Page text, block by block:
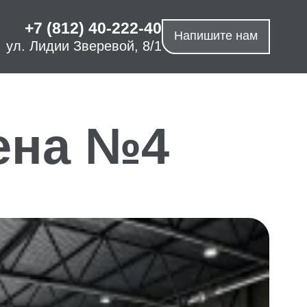
+7 (812) 40-222-40
ул. Лидии Зверевой, 8/1
Напишите нам
№4